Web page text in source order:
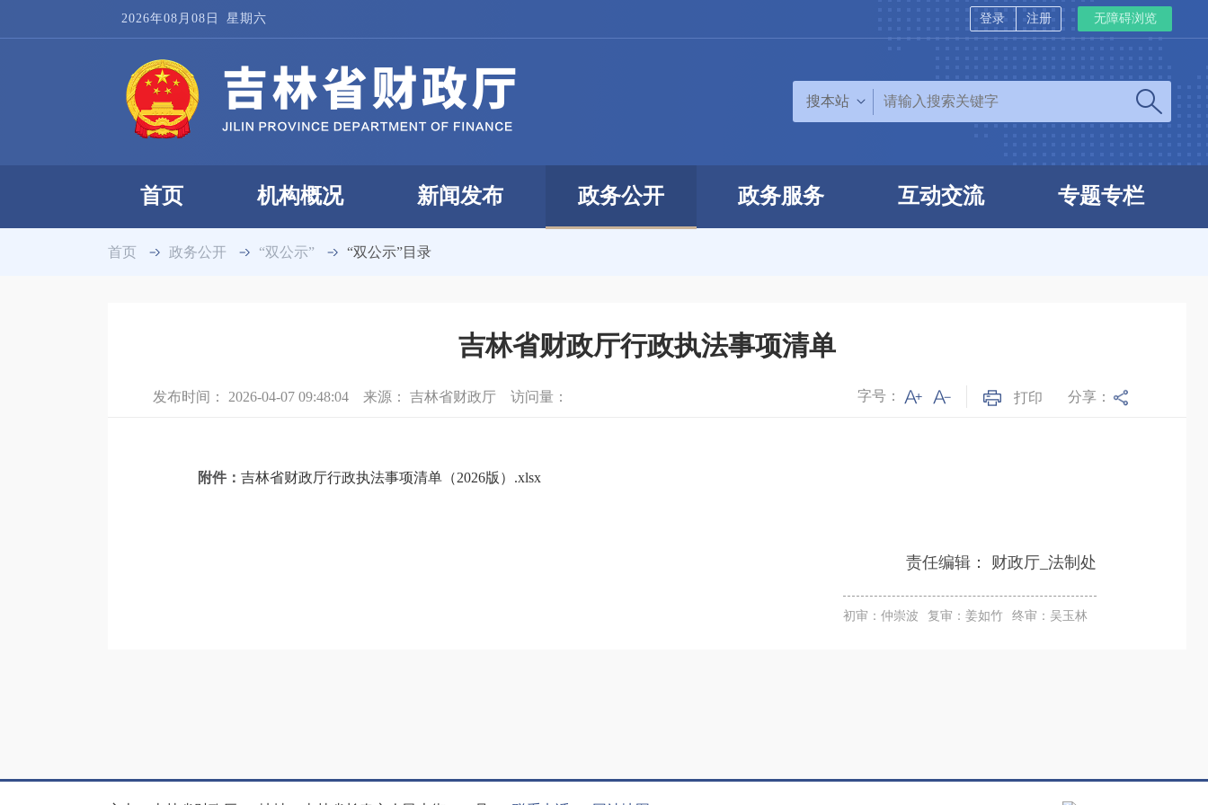
登录 注册
2026年08月08日 星期六 无障碍浏览
搜本站
首页 机构概况 新闻发布 政务公开 政务服务 互动交流 专题专栏
首页 政务公开 “双公示” “双公示”目录
吉林省财政厅行政执法事项清单
发布时间： 2026-04-07 09:48:04 来源： 吉林省财政厅 访问量： 字号： 打印 分享：
附件： 吉林省财政厅行政执法事项清单（2026版）.xlsx
责任编辑： 财政厅_法制处
初审：仲崇波 复审：姜如竹 终审：吴玉林